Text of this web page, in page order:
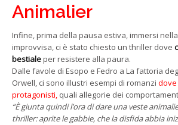
Animalier
Infine, prima della pausa estiva, immersi
improvvisa, ci è stato chiesto un thriller dove
bestialeper resistere alla paura.
Dalle favole di Esopo e Fedro a La fattoria
Orwell, ci sono illustri esempi di romanzi dove
protagonisti, quali allegorie dei
“È giunta quindi l’ora di dare una veste
thriller: aprite le gabbie, che la disfida abbia